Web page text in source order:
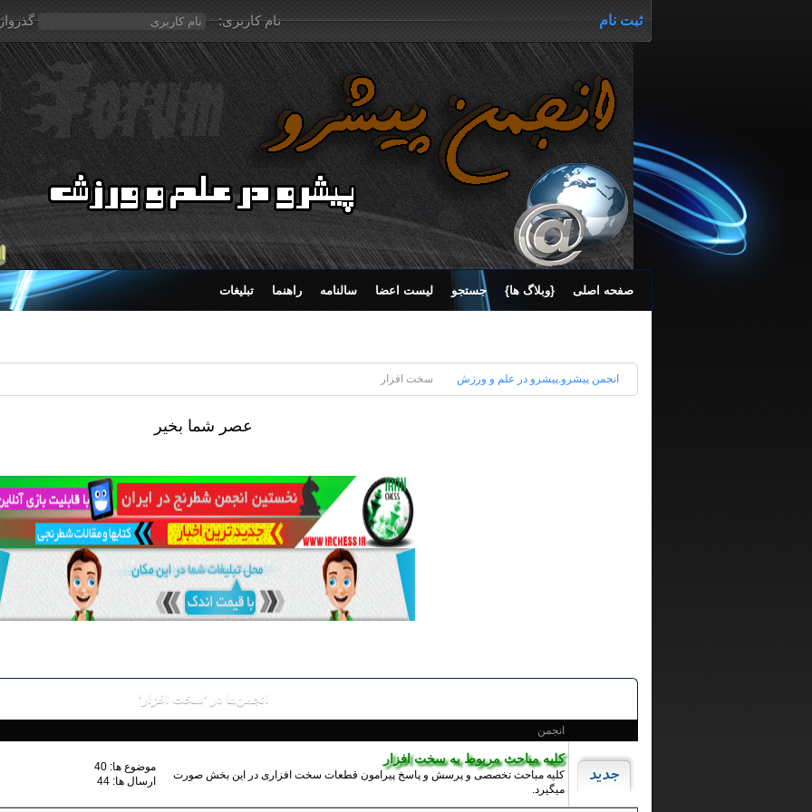
ثبت نام نام کاربری:
صفحه اصلی {وبلاگ ها} جستجو لیست اعضا سالنامه راهنما تبلیغات
انجمن پیشرو.پیشرو در علم و ورزش سخت افزار
عصر شما بخير
انجمن‌ها در 'سخت افزار'
انجمن
کلیه مباحث مربوط به سخت افزار
کلیه مباحث تخصصی و پرسش و پاسخ پیرامون قطعات سخت افزاری در این بخش صورت
میگیرد.
موضوع ها: 40
ارسال ها: 44